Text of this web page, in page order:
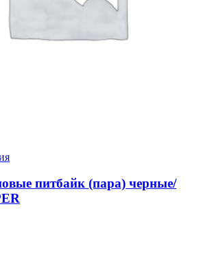
питбайк (пара) черные/